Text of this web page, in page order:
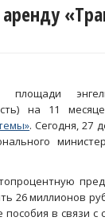
площади
на 11
. Сегодня, 27
26 миллионов
в связи с